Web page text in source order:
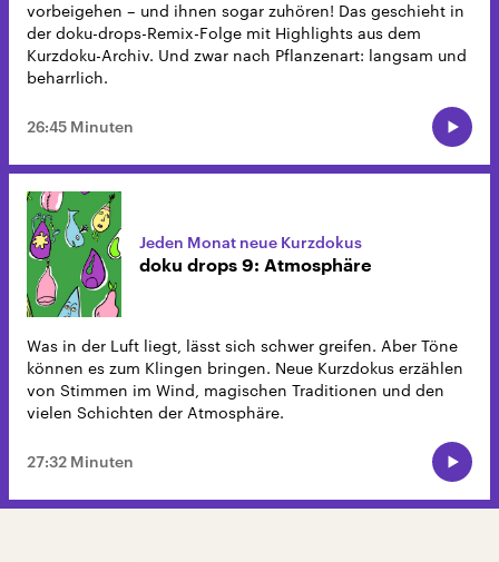
vorbeigehen – und ihnen sogar zuhören! Das geschieht in
der doku-drops-Remix-Folge mit Highlights aus dem
Kurzdoku-Archiv. Und zwar nach Pflanzenart: langsam und
beharrlich.
26:45 Minuten
Jeden Monat neue Kurzdokus
doku drops 9: Atmosphäre
Was in der Luft liegt, lässt sich schwer greifen. Aber Töne
können es zum Klingen bringen. Neue Kurzdokus erzählen
von Stimmen im Wind, magischen Traditionen und den
vielen Schichten der Atmosphäre.
27:32 Minuten